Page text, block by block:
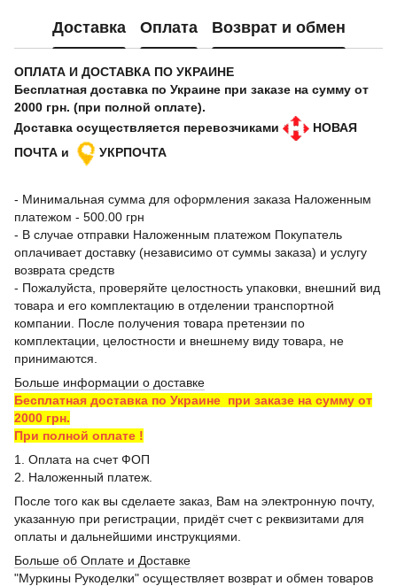
Доставка Оплата Возврат и обмен
ОПЛАТА И ДОСТАВКА ПО УКРАИНЕ
Бесплатная доставка по Украине при заказе на сумму от
2000 грн. (при полной оплате).
Доставка осуществляется перевозчиками
НОВАЯ
ПОЧТА и
УКРПОЧТА
- Минимальная сумма для оформления заказа Наложенным
платежом - 500.00 грн
- В случае отправки Наложенным платежом Покупатель
оплачивает доставку (независимо от суммы заказа) и услугу
возврата средств
- Пожалуйста, проверяйте целостность упаковки, внешний вид
товара и его комплектацию в отделении транспортной
компании. После получения товара претензии по
комплектации, целостности и внешнему виду товара, не
принимаются.
Больше информации о доставке
Бесплатная доставка по Украине при заказе на сумму от
2000 грн.
При полной оплате !
1. Оплата на счет ФОП
2. Наложенный платеж.
После того как вы сделаете заказ, Вам на электронную почту,
указанную при регистрации, придёт счет с реквизитами для
оплаты и дальнейшими инструкциями.
Больше об Оплате и Доставке
"Муркины Рукоделки" осуществляет возврат и обмен товаров